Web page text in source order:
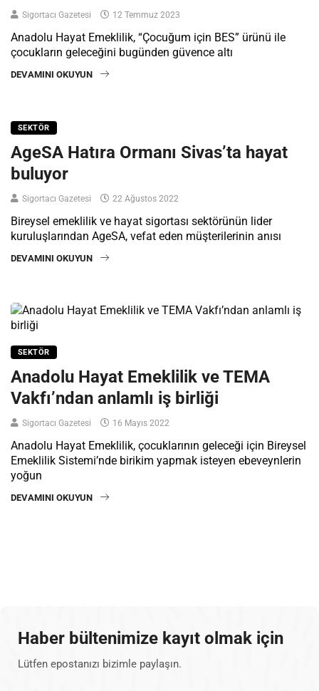
Sigortacı Gazetesi 12 Temmuz 2023
Anadolu Hayat Emeklilik, “Çocuğum için BES” ürünü ile
çocukların geleceğini bugünden güvence altı
DEVAMINI OKUYUN
SEKTÖR
AgeSA Hatıra Ormanı Sivas’ta hayat
buluyor
Sigortacı Gazetesi 22 Ağustos 2022
Bireysel emeklilik ve hayat sigortası sektörünün lider
kuruluşlarından AgeSA, vefat eden müşterilerinin anısı
DEVAMINI OKUYUN
SEKTÖR
Anadolu Hayat Emeklilik ve TEMA
Vakfı’ndan anlamlı iş birliği
Sigortacı Gazetesi 16 Mayıs 2022
Anadolu Hayat Emeklilik, çocuklarının geleceği için Bireysel
Emeklilik Sistemi’nde birikim yapmak isteyen ebeveynlerin
yoğun
DEVAMINI OKUYUN
Haber bültenimize kayıt olmak için
Lütfen epostanızı bizimle paylaşın.